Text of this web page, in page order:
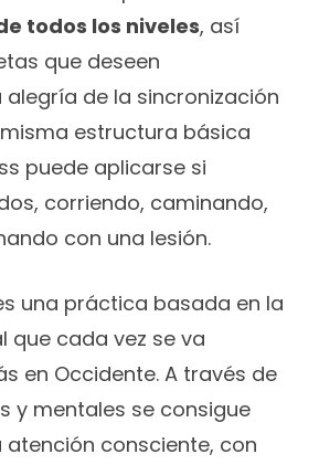
todos los niveles, así
que deseen
de la sincronización
estructura básica
puede aplicarse si
corriendo, caminando,
con una lesión.
una práctica basada en la
que cada vez se va
en Occidente. A través de
y mentales se consigue
atención consciente, con